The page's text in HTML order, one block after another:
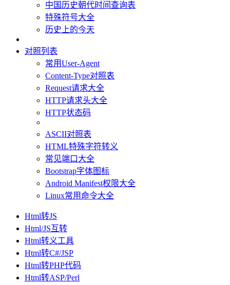
中国历史朝代时间查询表
特殊符号大全
历史上的今天
对照列表
常用User-Agent
Content-Type对照表
Request请求大全
HTTP请求头大全
HTTP状态码
ASCII对照表
HTML特殊字符转义
常见端口大全
Bootstrap字体图标
Android Manifest权限大全
Linux常用命令大全
Html转JS
Html/JS互转
Html转义工具
Html转C#/JSP
Html转PHP代码
Html转ASP/Perl